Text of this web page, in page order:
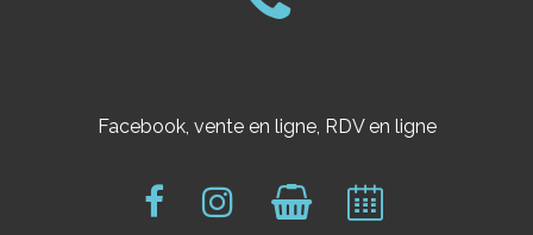
Facebook, vente en ligne, RDV en ligne